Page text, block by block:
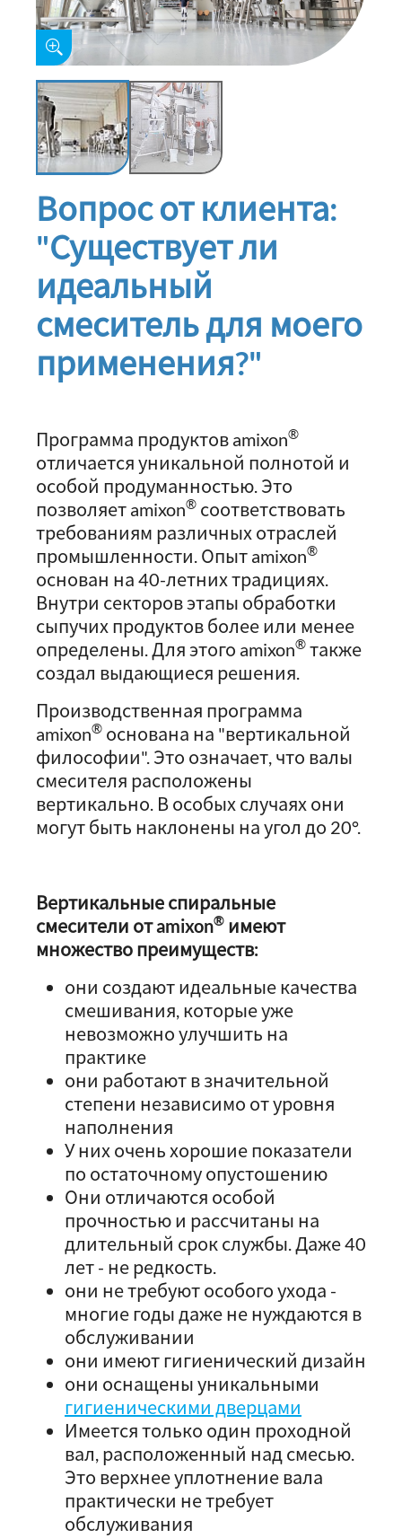
Вопрос от клиента:
"Существует ли
идеальный
смеситель для моего
применения?"
Программа продуктов amixon®
отличается уникальной полнотой и
особой продуманностью. Это
позволяет amixon® соответствовать
требованиям различных отраслей
промышленности. Опыт amixon®
основан на 40-летних традициях.
Внутри секторов этапы обработки
сыпучих продуктов более или менее
определены. Для этого amixon® также
создал выдающиеся решения.
Производственная программа
amixon® основана на "вертикальной
философии". Это означает, что валы
смесителя расположены
вертикально. В особых случаях они
могут быть наклонены на угол до 20°.
Вертикальные спиральные
смесители от amixon® имеют
множество преимуществ:
они создают идеальные качества
смешивания, которые уже
невозможно улучшить на
практике
они работают в значительной
степени независимо от уровня
наполнения
У них очень хорошие показатели
по остаточному опустошению
Они отличаются особой
прочностью и рассчитаны на
длительный срок службы. Даже 40
лет - не редкость.
они не требуют особого ухода -
многие годы даже не нуждаются в
обслуживании
они имеют гигиенический дизайн
они оснащены уникальными
гигиеническими дверцами
Имеется только один проходной
вал, расположенный над смесью.
Это верхнее уплотнение вала
практически не требует
обслуживания